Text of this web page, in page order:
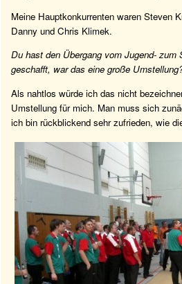
Meine Hauptkonkurrenten waren Steven
Danny und Chris Klimek.
Du hast den Übergang vom Jugend- zum
geschafft, war das eine große
Als nahtlos würde ich das nicht
Umstellung für mich. Man muss sich
ich bin rückblickend sehr zufrieden, wie